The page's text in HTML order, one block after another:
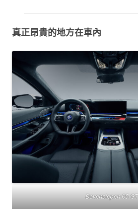
真正昂貴的地方在車內
Bovensiepen 05 GT